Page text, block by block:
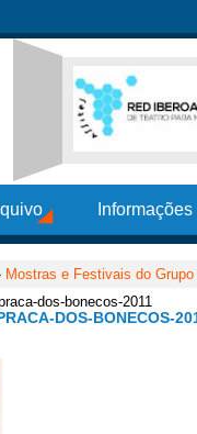
Mostras e Festivais do Grupo
dos-bonecos-2011
DOS-BONECOS-